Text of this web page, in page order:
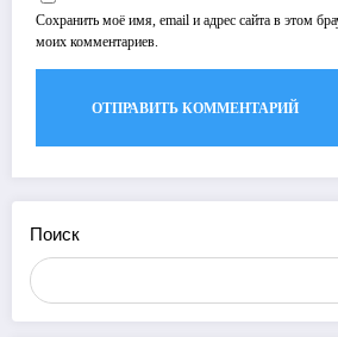
Сохранить моё имя, email и адрес сайта в этом
моих комментариев.
Поиск